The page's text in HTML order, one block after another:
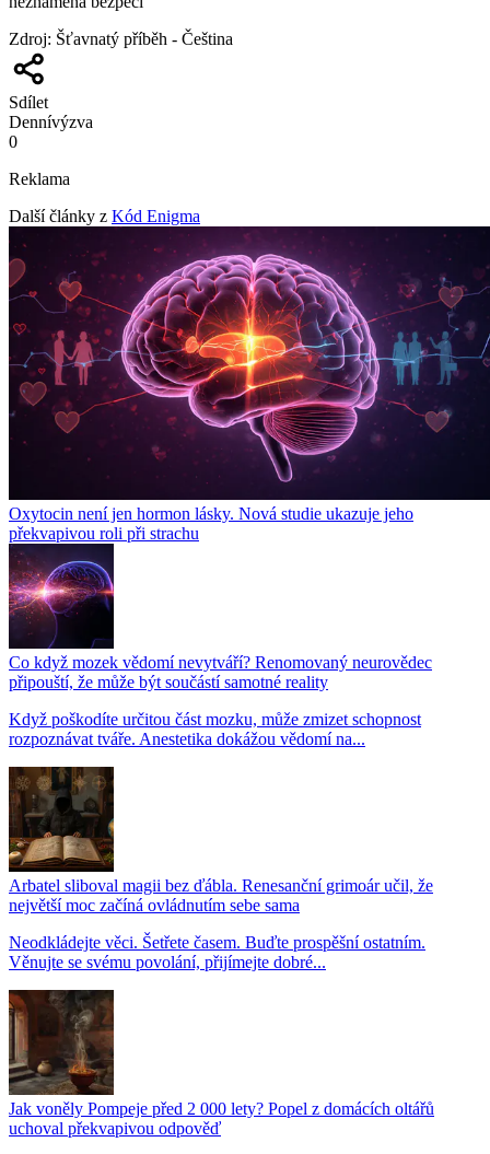
Zdroj: Šťavnatý příběh - Čeština
Sdílet
Dennívýzva
0
Reklama
Další články z Kód Enigma
Oxytocin není jen hormon lásky. Nová studie ukazuje jeho
překvapivou roli při strachu
Co když mozek vědomí nevytváří? Renomovaný neurovědec
připouští, že může být součástí samotné reality
Když poškodíte určitou část mozku, může zmizet schopnost
rozpoznávat tváře. Anestetika dokážou vědomí na...
Arbatel sliboval magii bez ďábla. Renesanční grimoár učil, že
největší moc začíná ovládnutím sebe sama
Neodkládejte věci. Šetřete časem. Buďte prospěšní ostatním.
Věnujte se svému povolání, přijímejte dobré...
Jak voněly Pompeje před 2 000 lety? Popel z domácích oltářů
uchoval překvapivou odpověď